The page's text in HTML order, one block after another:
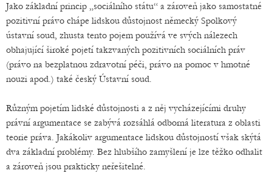
Jako základní princip „sociálního státu“ a zároveň jako samostatné
pozitivní právo chápe lidskou důstojnost německý Spolkový
ústavní soud, zhusta tento pojem používá ve svých nálezech
obhajující široké pojetí takzvaných pozitivních sociálních práv
(právo na bezplatnou zdravotní péči, právo na pomoc v hmotné
nouzi apod.) také český Ústavní soud.
Různým pojetím lidské důstojnosti a z něj vycházejícími druhy
právní argumentace se zabývá rozsáhlá odborná literatura z oblasti
teorie práva. Jakákoliv argumentace lidskou důstojností však skýtá
dva základní problémy. Bez hlubšího zamyšlení je lze těžko odhalit
a zároveň jsou prakticky neřešitelné.